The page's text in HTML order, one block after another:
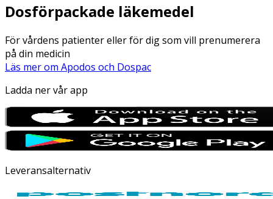
Dosförpackade läkemedel
För vårdens patienter eller för dig som vill prenumerera
på din medicin
Läs mer om Apodos och Dospac
Ladda ner vår app
Leveransalternativ